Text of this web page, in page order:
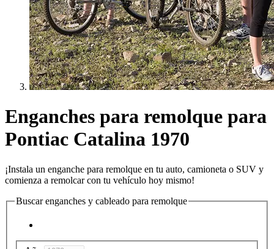
Enganches para remolque para
Pontiac Catalina 1970
¡Instala un enganche para remolque en tu auto, camioneta o SUV y
comienza a remolcar con tu vehículo hoy mismo!
Buscar enganches y cableado para remolque